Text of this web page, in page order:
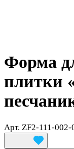
Форма
плитки
Арт. ZF2-111-002-